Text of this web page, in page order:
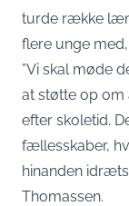
turde række
flere unge
”Vi skal møde
at støtte op om
efter skoletid.
fællesskaber,
hinanden
Thomassen.